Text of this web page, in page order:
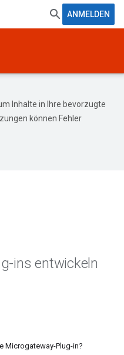
ANMELDEN
Inhalte in Ihre bevorzugte
können Fehler
ins entwickeln
Microgateway-Plug-in?